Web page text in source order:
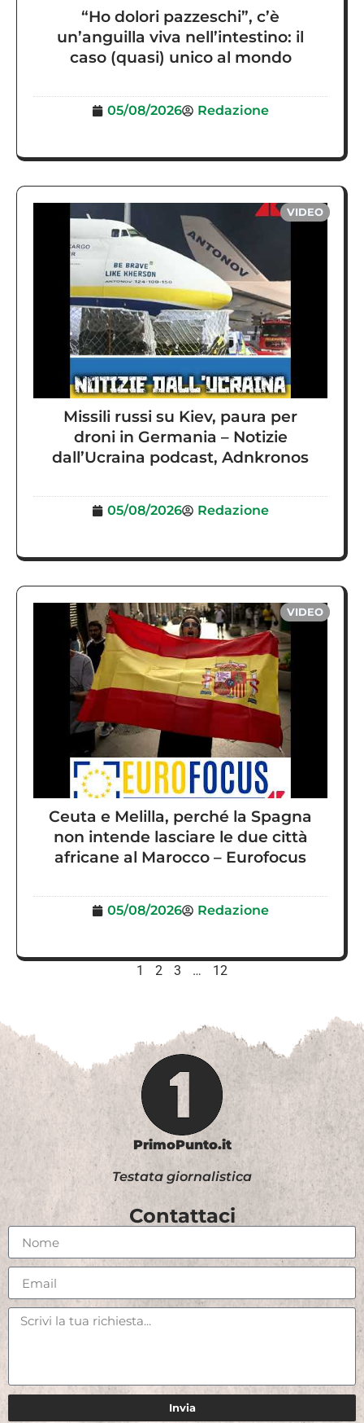
“Ho dolori pazzeschi”, c’è
un’anguilla viva nell’intestino: il
caso (quasi) unico al mondo
05/08/2026 Redazione
VIDEO
Missili russi su Kiev, paura per
droni in Germania – Notizie
dall’Ucraina podcast, Adnkronos
05/08/2026 Redazione
VIDEO
Ceuta e Melilla, perché la Spagna
non intende lasciare le due città
africane al Marocco – Eurofocus
05/08/2026 Redazione
1 2 3 … 12
PrimoPunto.it
Testata giornalistica
Contattaci
Invia